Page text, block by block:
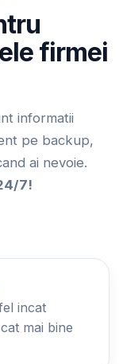
firmei
informatii
pe backup,
ai nevoie.
7!
incat
mai bine